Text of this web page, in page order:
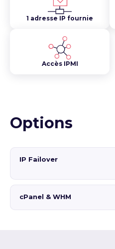
1 adresse IP fournie
Accès IPMI
Options
IP Failover
cPanel & WHM